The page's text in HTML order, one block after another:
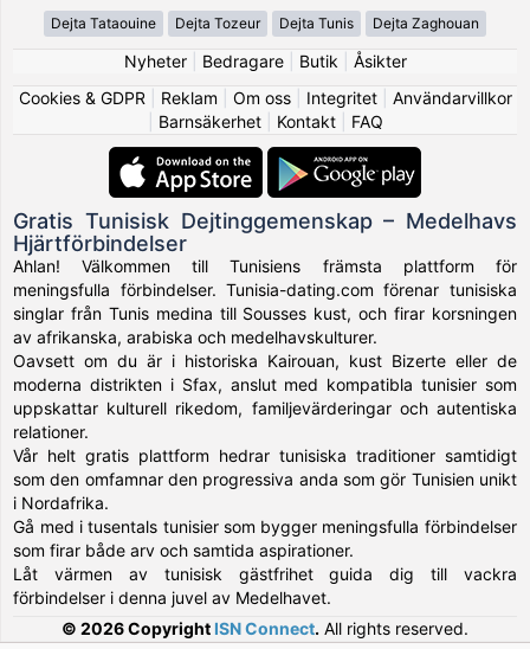
Dejta Tataouine Dejta Tozeur Dejta Tunis Dejta Zaghouan
Nyheter| Bedragare| Butik
Åsikter
Cookies & GDPR
Reklam Om oss| Integritet| Användarvillkor
Barnsäkerhet| Kontakt| FAQ
Gratis Tunisisk Dejtinggemenskap – Medelhavs
Hjärtförbindelser
Ahlan! Välkommen till Tunisiens främsta plattform för
meningsfulla förbindelser. Tunisia-dating.com förenar tunisiska
singlar från Tunis medina till Sousses kust, och firar korsningen
av afrikanska, arabiska och medelhavskulturer.
Oavsett om du är i historiska Kairouan, kust Bizerte eller de
moderna distrikten i Sfax, anslut med kompatibla tunisier som
uppskattar kulturell rikedom, familjevärderingar och autentiska
relationer.
Vår helt gratis plattform hedrar tunisiska traditioner samtidigt
som den omfamnar den progressiva anda som gör Tunisien unikt
i Nordafrika.
Gå med i tusentals tunisier som bygger meningsfulla förbindelser
som firar både arv och samtida aspirationer.
Låt värmen av tunisisk gästfrihet guida dig till vackra
förbindelser i denna juvel av Medelhavet.
© 2026 Copyright ISN Connect. All rights reserved.